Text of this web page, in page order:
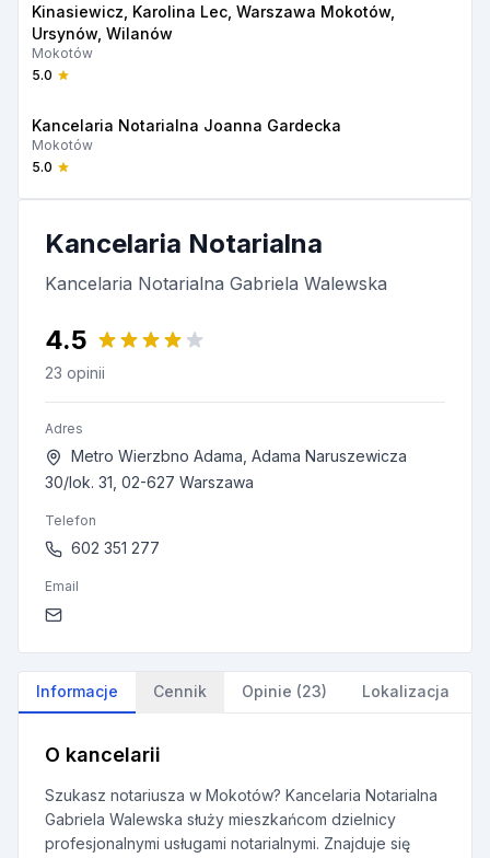
Kinasiewicz, Karolina Lec, Warszawa Mokotów,
Ursynów, Wilanów
Mokotów
5.0
Kancelaria Notarialna Joanna Gardecka
Mokotów
5.0
Kancelaria Notarialna
Kancelaria Notarialna Gabriela Walewska
4.5
23 opinii
Adres
Metro Wierzbno Adama, Adama Naruszewicza
30/lok. 31, 02-627 Warszawa
Telefon
602 351 277
Email
Informacje Cennik Opinie (23) Lokalizacja
O kancelarii
Szukasz notariusza w Mokotów? Kancelaria Notarialna
Gabriela Walewska służy mieszkańcom dzielnicy
profesjonalnymi usługami notarialnymi. Znajduje się